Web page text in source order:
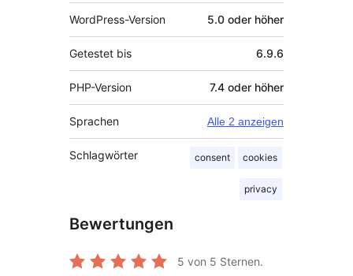
WordPress-Version 5.0 oder höher
Getestet bis 6.9.6
PHP-Version 7.4 oder höher
Sprachen Alle 2 anzeigen
Schlagwörter consent cookies
privacy
Bewertungen
5 von 5 Sternen.